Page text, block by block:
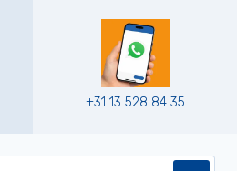
+31 13 528 84 35